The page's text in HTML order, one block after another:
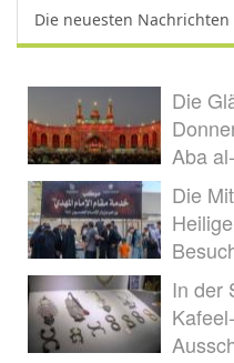
Die neuesten Nachrichten
Die
Aba
Die
In der